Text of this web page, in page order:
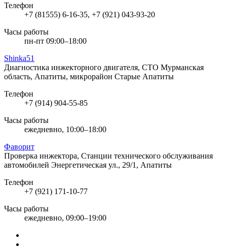
Телефон
+7 (81555) 6-16-35, +7 (921) 043-93-20
Часы работы
пн-пт 09:00–18:00
Shinka51
Диагностика инжекторного двигателя, СТО Мурманская
область, Апатиты, микрорайон Старые Апатиты
Телефон
+7 (914) 904-55-85
Часы работы
ежедневно, 10:00–18:00
Фаворит
Проверка инжектора, Станции технического обслуживания
автомобилей Энергетическая ул., 29/1, Апатиты
Телефон
+7 (921) 171-10-77
Часы работы
ежедневно, 09:00–19:00